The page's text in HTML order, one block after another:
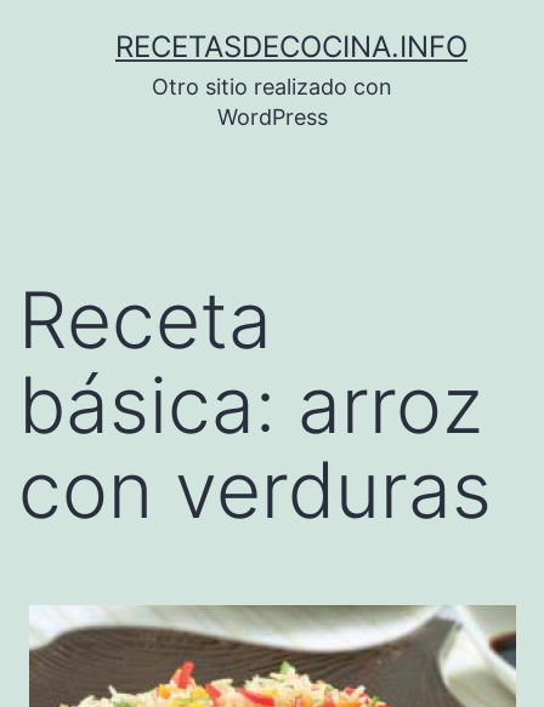
RECETASDECOCINA.INFO
Otro sitio realizado con
WordPress
Receta
básica: arroz
con verduras